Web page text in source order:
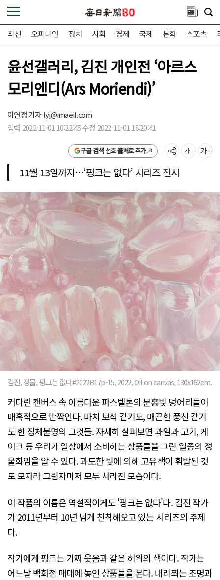
최신 오피니언 정치 사회 경제 국제 문화 스포츠
윤선갤러리, 김진 개인전 ‘아르스
모리엔디(Ars Moriendi)’
이연정 기자lyj@imaeil.com
입력 2022-11-01 10:22:45 수정 2022-11-01 18:20:41
구글 검색 선호 출처로 추가
11월 13일까지…‘핑크는 없다’ 시리즈 전시
김진, 정물, 핑크는 없다#2022B17p-15, 2022, Oil on canvas, 130x162cm.
커다란 캔버스 속 아름다운 파스텔톤의 분홍빛 덩어리들이
매혹적으로 반짝인다. 마치 보석 같기도, 매끈한 풍선 같기
도 한 정체불명의 그것들. 자세히 살펴보면 과일과 고기, 케
이크 등 우리가 일상에서 소비하는 상품들을 그린 일종의 정
물화임을 알 수 있다. 과도한 빛에 의해 고유색이 휘발된 것
도 모자라 그림자마저 모두 사라진 모습이다.
이 작품의 이름은 역설적이게도 '핑크는 없다'다. 김진 작가
가 2011년부터 10년 넘게 천착해오고 있는 시리즈의 주제
다.
작가에게 핑크는 가짜 웃음과 같은 허위의 색이다. 작가는
어느날 백화점 매대에 놓인 상품들을 본다. 내리쬐는 조명과